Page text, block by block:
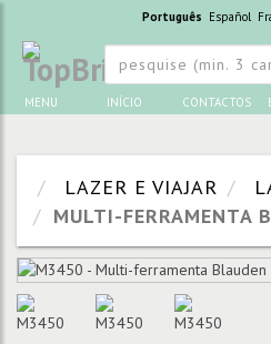
Português Español
MENU INÍCIO CONTACTOS
LAZER E VIAJAR
MULTI-FERRAMENTA